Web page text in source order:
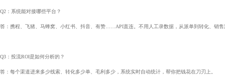
Q2：系统能对接哪些平台？
答：携程、飞猪、马蜂窝、小红书、抖音、有赞……API直连。不用人工录数据，从派单到转化、销
Q3：投流ROI是如何分析的？
答：每个渠道进来多少线索、转化多少单、毛利多少，系统实时自动统计，帮你把钱花在刀刃上。